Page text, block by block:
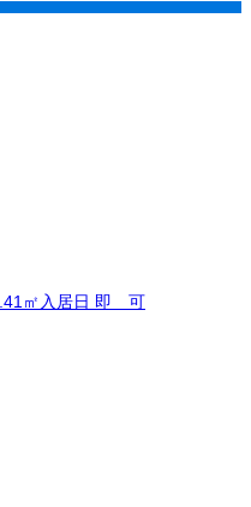
㎡ 入居日 即 可